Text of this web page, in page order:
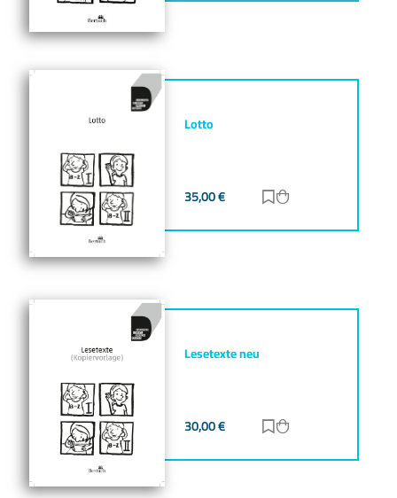
Lotto
35,00€ Zur Merkliste
Lesetexte neu
30,00€ Zur Merkliste